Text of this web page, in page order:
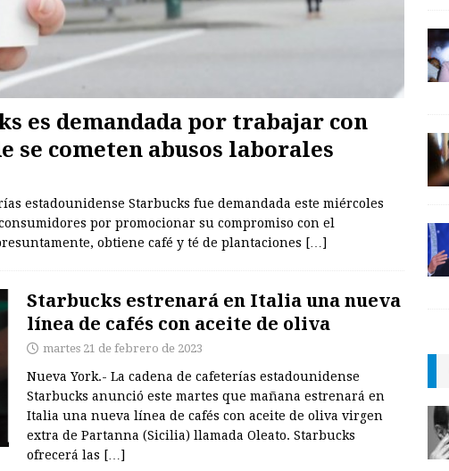
es demandada por trabajar con
se cometen abusos laborales
estadounidense Starbucks fue demandada este miércoles
por promocionar su compromiso con el
obtiene café y té de plantaciones […]
Starbucks estrenará en Italia una nueva
línea de cafés con aceite de oliva
martes 21 de febrero de 2023
Nueva York.- La cadena de cafeterías estadounidense
Starbucks anunció este martes que mañana estrenará en
Italia una nueva línea de cafés con aceite de oliva virgen
extra de Partanna (Sicilia) llamada Oleato. Starbucks
ofrecerá las […]